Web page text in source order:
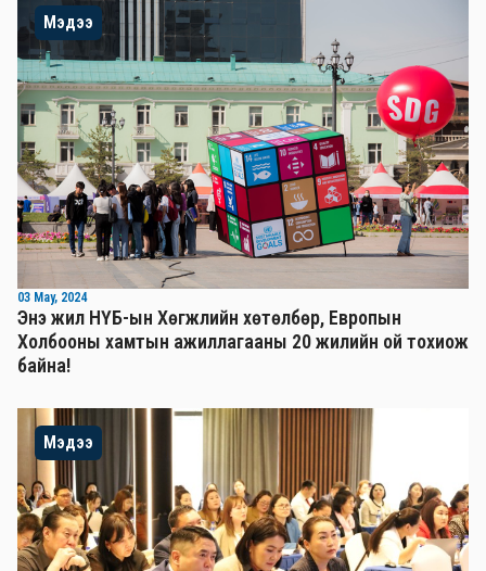
Мэдээ
03 May, 2024
Энэ жил НҮБ-ын Хөгжлийн хөтөлбөр, Европын
Холбооны хамтын ажиллагааны 20 жилийн ой тохиож
байна!
Мэдээ